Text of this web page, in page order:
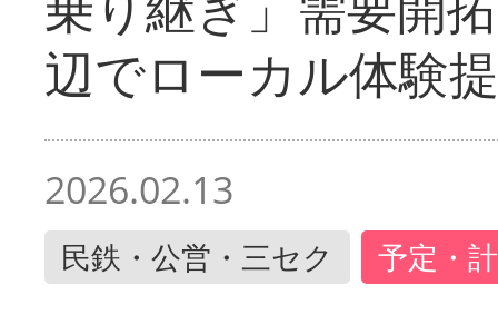
辺でローカル体験
2026.02.13
民鉄・公営・三セク 予定・